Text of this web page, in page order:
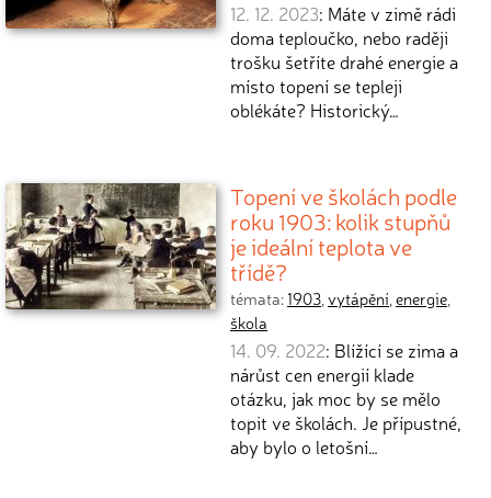
12. 12. 2023: Máte v zimě rádi
doma teploučko, nebo raději
trošku šetříte drahé energie a
místo topení se tepleji
oblékáte? Historický…
Topení ve školách podle
roku 1903: kolik stupňů
je ideální teplota ve
třídě?
témata:1903,vytápění,energie,
škola
14. 09. 2022: Blížící se zima a
nárůst cen energií klade
otázku, jak moc by se mělo
topit ve školách. Je přípustné,
aby bylo o letošní…